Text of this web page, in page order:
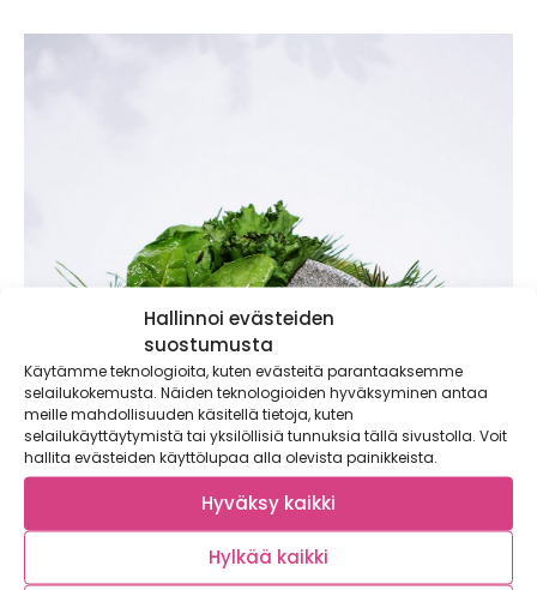
Hallinnoi evästeiden
suostumusta
Käytämme teknologioita, kuten evästeitä parantaaksemme
selailukokemusta. Näiden teknologioiden hyväksyminen antaa
meille mahdollisuuden käsitellä tietoja, kuten
selailukäyttäytymistä tai yksilöllisiä tunnuksia tällä sivustolla. Voit
hallita evästeiden käyttölupaa alla olevista painikkeista.
Hyväksy kaikki
Hylkää kaikki